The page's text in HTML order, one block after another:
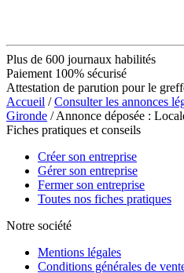
Plus de 600 journaux habilités
Paiement 100% sécurisé
Attestation de parution pour le
Accueil /Consulter les annonces
Gironde / Annonce déposée :
Fiches pratiques et conseils
Créer son entreprise
Gérer son entreprise
Fermer son entreprise
Toutes nos fiches pratiques
Notre société
Mentions légales
Conditions générales de